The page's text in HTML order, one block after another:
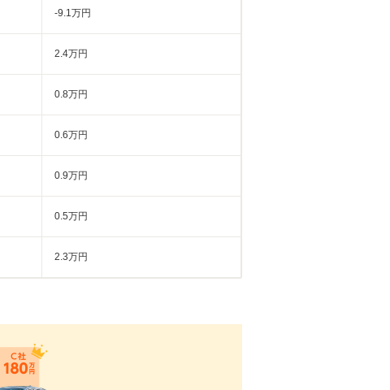
-9.1万円
2.4万円
0.8万円
0.6万円
0.9万円
0.5万円
2.3万円